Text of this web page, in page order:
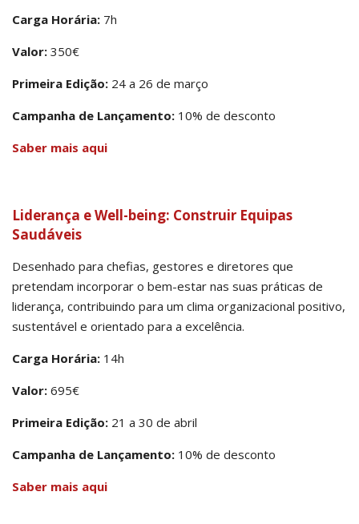
Carga Horária: 7h
Valor: 350€
Primeira Edição: 24 a 26 de março
Campanha de Lançamento: 10% de desconto
Saber mais aqui
Liderança e Well-being: Construir Equipas
Saudáveis
Desenhado para chefias, gestores e diretores que
pretendam incorporar o bem-estar nas suas práticas de
liderança, contribuindo para um clima organizacional positivo,
sustentável e orientado para a excelência.
Carga Horária: 14h
Valor: 695€
Primeira Edição: 21 a 30 de abril
Campanha de Lançamento: 10% de desconto
Saber mais aqui